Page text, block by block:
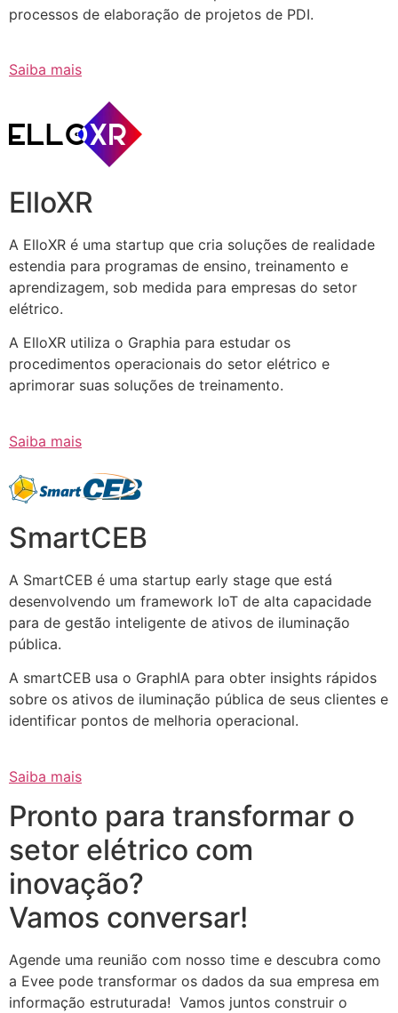
processos de elaboração de projetos de PDI.
Saiba mais
ElloXR
A ElloXR é uma startup que cria soluções de realidade
estendia para programas de ensino, treinamento e
aprendizagem, sob medida para empresas do setor
elétrico.
A ElloXR utiliza o Graphia para estudar os
procedimentos operacionais do setor elétrico e
aprimorar suas soluções de treinamento.
Saiba mais
SmartCEB
A SmartCEB é uma startup early stage que está
desenvolvendo um framework IoT de alta capacidade
para de gestão inteligente de ativos de iluminação
pública.
A smartCEB usa o GraphIA para obter insights rápidos
sobre os ativos de iluminação pública de seus clientes e
identificar pontos de melhoria operacional.
Saiba mais
Pronto para transformar o
setor elétrico com
inovação?
Vamos conversar!
Agende uma reunião com nosso time e descubra como
a Evee pode transformar os dados da sua empresa em
informação estruturada! Vamos juntos construir o